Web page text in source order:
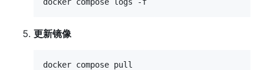
更新镜像
docker compose pull